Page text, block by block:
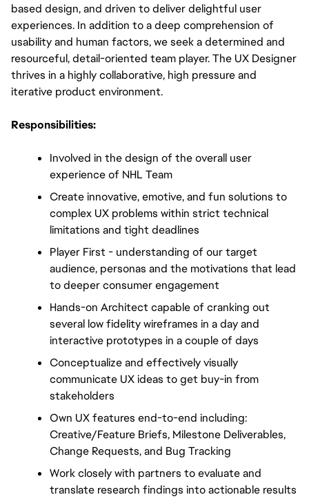
based design, and driven to deliver delightful user
experiences. In addition to a deep comprehension of
usability and human factors, we seek a determined and
resourceful, detail-oriented team player. The UX Designer
thrives in a highly collaborative, high pressure and
iterative product environment.
Responsibilities:
Involved in the design of the overall user
experience of NHL Team
Create innovative, emotive, and fun solutions to
complex UX problems within strict technical
limitations and tight deadlines
Player First - understanding of our target
audience, personas and the motivations that lead
to deeper consumer engagement
Hands-on Architect capable of cranking out
several low fidelity wireframes in a day and
interactive prototypes in a couple of days
Conceptualize and effectively visually
communicate UX ideas to get buy-in from
stakeholders
Own UX features end-to-end including:
Creative/Feature Briefs, Milestone Deliverables,
Change Requests, and Bug Tracking
Work closely with partners to evaluate and
translate research findings into actionable results